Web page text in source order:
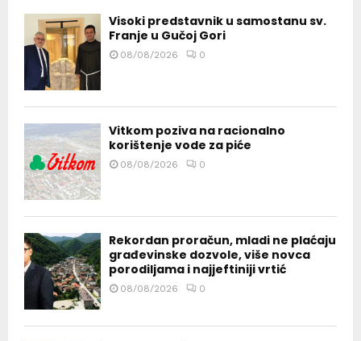
Visoki predstavnik u samostanu sv.
Franje u Gučoj Gori
08/08/2026 0
Vitkom poziva na racionalno
korištenje vode za piće
08/08/2026 0
Rekordan proračun, mladi ne plaćaju
građevinske dozvole, više novca
porodiljama i najjeftiniji vrtić
08/08/2026 0